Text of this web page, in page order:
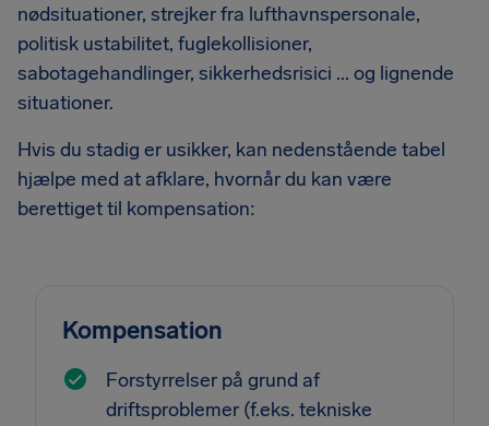
nødsituationer, strejker fra lufthavnspersonale,
politisk ustabilitet, fuglekollisioner,
sabotagehandlinger, sikkerhedsrisici ... og lignende
situationer.
Hvis du stadig er usikker, kan nedenstående tabel
hjælpe med at afklare, hvornår du kan være
berettiget til kompensation:
Kompensation
Forstyrrelser på grund af
driftsproblemer (f.eks. tekniske